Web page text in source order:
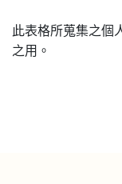
此表格所蒐集之個
之用。